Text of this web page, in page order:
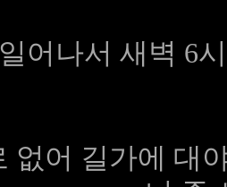
어나서 새벽 6
없어 길가에 대